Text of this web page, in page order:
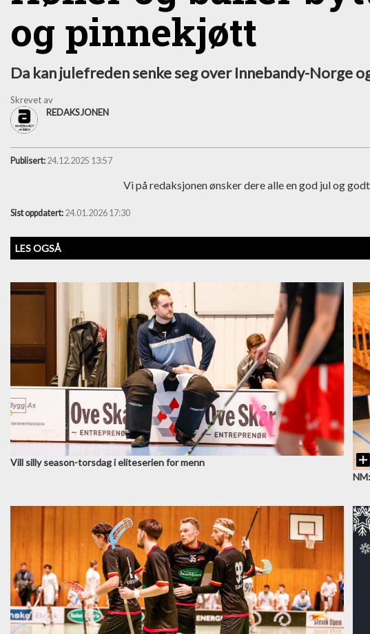
og pinnekjøtt
Da kan julefreden senke seg over Innebandy-Norge
Skrevet av
REDAKSJONEN
Publisert: 24.12.2025 13:57
Vi på redaksjonen ønsker dere alle en god jul og
Sist oppdatert: 24.01.2026 17:30
LES OGSÅ
Vill silly season-torsdag i eliteserien for menn